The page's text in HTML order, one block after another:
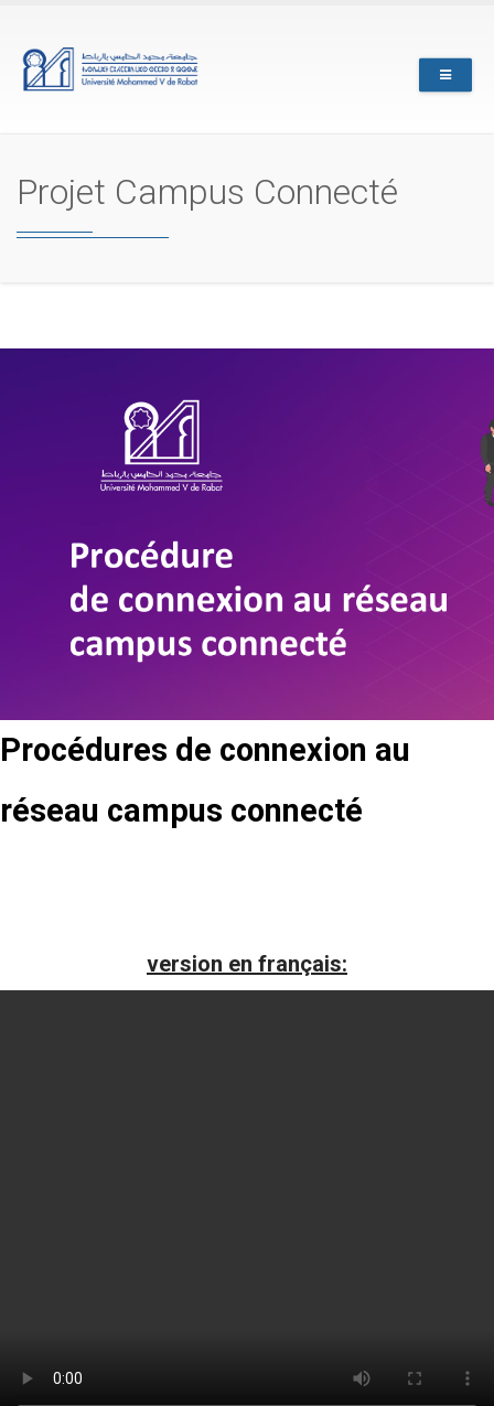
main
content
Projet Campus Connecté
Procédures de connexion au
réseau campus connecté
version en français: